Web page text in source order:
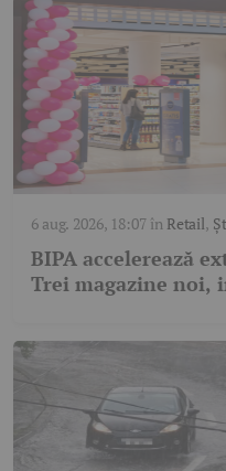
6 aug. 2026, 18:07în Retail,
BIPA accelerează
Trei magazine noi,